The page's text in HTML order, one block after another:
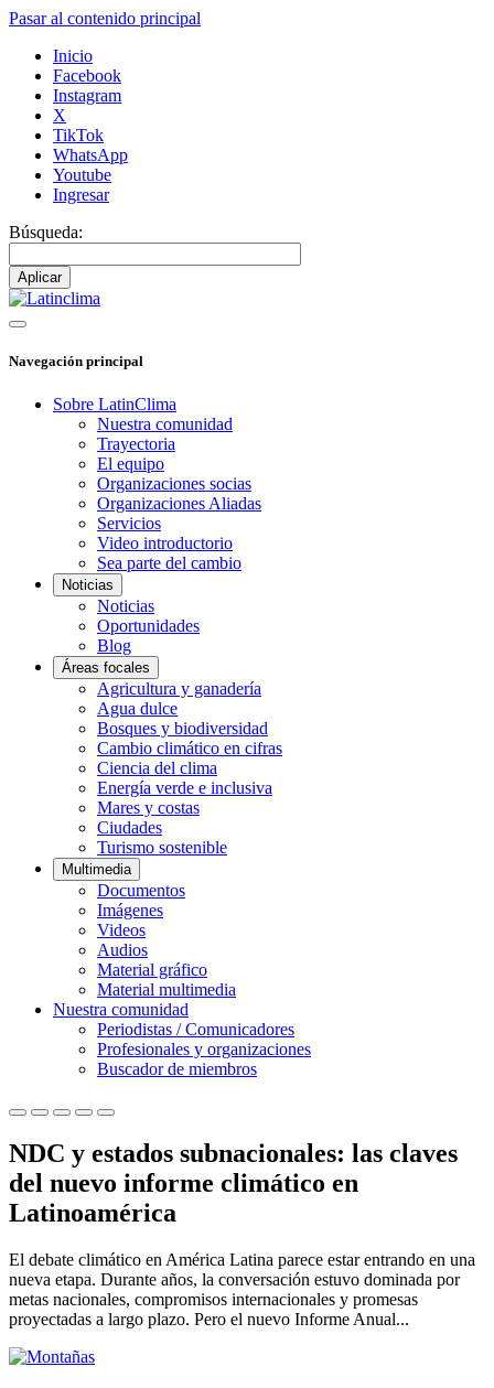
Pasar al contenido principal
Inicio
Facebook
Instagram
X
TikTok
WhatsApp
Youtube
Ingresar
Búsqueda:
Navegación principal
Sobre LatinClima
Nuestra comunidad
Trayectoria
El equipo
Organizaciones socias
Organizaciones Aliadas
Servicios
Video introductorio
Sea parte del cambio
Noticias
Noticias
Oportunidades
Blog
Áreas focales
Agricultura y ganadería
Agua dulce
Bosques y biodiversidad
Cambio climático en cifras
Ciencia del clima
Energía verde e inclusiva
Mares y costas
Ciudades
Turismo sostenible
Multimedia
Documentos
Imágenes
Videos
Audios
Material gráfico
Material multimedia
Nuestra comunidad
Periodistas / Comunicadores
Profesionales y organizaciones
Buscador de miembros
NDC y estados subnacionales: las claves
del nuevo informe climático en
Latinoamérica
El debate climático en América Latina parece estar entrando en una
nueva etapa. Durante años, la conversación estuvo dominada por
metas nacionales, compromisos internacionales y promesas
proyectadas a largo plazo. Pero el nuevo Informe Anual...